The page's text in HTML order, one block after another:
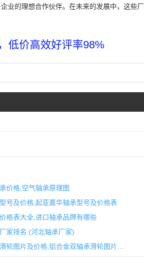
业的理想合作伙伴。在未来的发展中，这些厂
低价高效好评率98%
价格,空气轴承原理图
号及价格,起亚嘉华轴承型号及价格表
格表大全,进口轴承品牌有哪些
家排名 (河北轴承厂家)